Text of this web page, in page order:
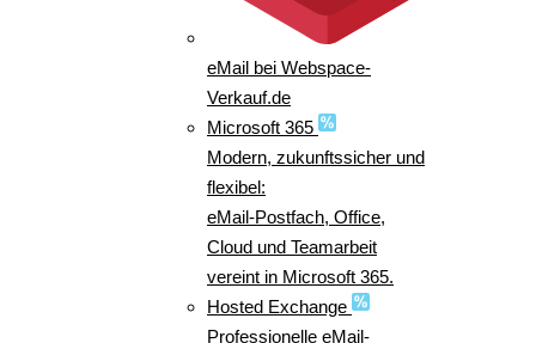
eMail bei Webspace-
Verkauf.de
Microsoft 365
Modern, zukunftssicher und
flexibel:
eMail-Postfach, Office,
Cloud und Teamarbeit
vereint in Microsoft 365.
Hosted Exchange
Professionelle eMail-